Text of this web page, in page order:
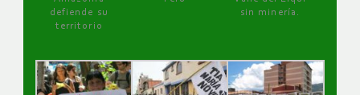
defiende su
territorio
sin minería.